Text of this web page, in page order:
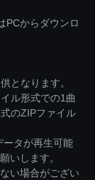
PCからダウンロ
となります。
ル形式での1曲
のZIPファイル
タが再生可能
いします。
い場合がござい